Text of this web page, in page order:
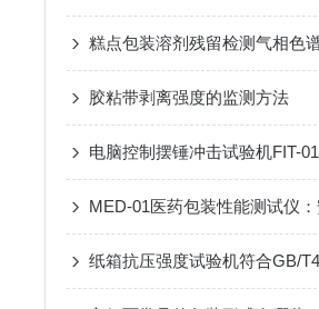
胶粘带剥离强度的监测方法
电脑控制摆锤冲击试验机FIT-01